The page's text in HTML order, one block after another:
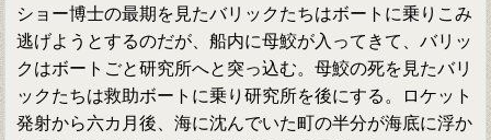
ショー博士の最期を見たバリックたちはボートに乗りこみ
逃げようとするのだが、船内に母鮫が入ってきて、バリッ
クはボートごと研究所へと突っ込む。母鮫の死を見たバリ
ックたちは救助ボートに乗り研究所を後にする。ロケット
発射から六カ月後、海に沈んでいた町の半分が海底に浮か